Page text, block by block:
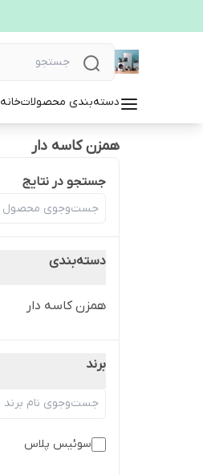
دسته‌بندی محصولاتخانه
همزن کاسه دار
جستجو در نتایج
دسته‌بندی
همزن کاسه دار
برند
سوئیس پلاس